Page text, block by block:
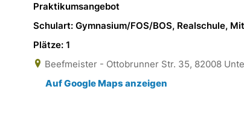
Praktikumsangebot
Schulart: Gymnasium/FOS/BOS, Realschule,
Plätze: 1
Beefmeister - Ottobrunner Str. 35, 82008
Auf Google Maps anzeigen